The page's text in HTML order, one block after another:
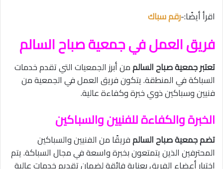
اقرأ أيضًا:-رقم سباك
فريق العمل في جمعية صباح السالم
تعتبر جمعية صباح السالممن أبرز الجمعيات التي تقدم خدمات
السباكة في المنطقة. يتكون فريق العمل في الجمعية من
فنيين وسباكين ذوي خبرة وكفاءة عالية.
الخبرة والكفاءة للفنيين والسباكين
تضم جمعية صباح السالمفريقًا من الفنيين والسباكين
المحترفين الذين يتمتعون بخبرة واسعة في مجال السباكة. يتم
اختيار أعضاء الفريق بعناية فائقة لضمان تقديم خدمات عالية